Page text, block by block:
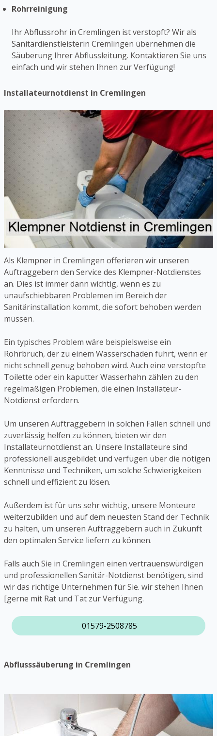
Rohrreinigung
Ihr Abflussrohr in Cremlingen ist verstopft? Wir als
Sanitärdienstleisterin Cremlingen übernehmen die
Säuberung Ihrer Abflussleitung. Kontaktieren Sie uns
einfach und wir stehen Ihnen zur Verfügung!
Installateurnotdienst in Cremlingen
Als Klempner in Cremlingen offerieren wir unseren
Auftraggebern den Service des Klempner-Notdienstes
an. Dies ist immer dann wichtig, wenn es zu
unaufschiebbaren Problemen im Bereich der
Sanitärinstallation kommt, die sofort behoben werden
müssen.
Ein typisches Problem wäre beispielsweise ein
Rohrbruch, der zu einem Wasserschaden führt, wenn er
nicht schnell genug behoben wird. Auch eine verstopfte
Toilette oder ein kaputter Wasserhahn zählen zu den
regelmäßigen Problemen, die einen Installateur-
Notdienst erfordern.
Um unseren Auftraggebern in solchen Fällen schnell und
zuverlässig helfen zu können, bieten wir den
Installateurnotdienst an. Unsere Installateure sind
professionell ausgebildet und verfügen über die nötigen
Kenntnisse und Techniken, um solche Schwierigkeiten
schnell und effizient zu lösen.
Außerdem ist für uns sehr wichtig, unsere Monteure
weiterzubilden und auf dem neuesten Stand der Technik
zu halten, um unseren Auftraggebern auch in Zukunft
den optimalen Service liefern zu können.
Falls auch Sie in Cremlingen einen vertrauenswürdigen
und professionellen Sanitär-Notdienst benötigen, sind
wir das richtige Unternehmen für Sie. wir stehen Ihnen
[gerne mit Rat und Tat zur Verfügung.
01579-2508785
Abflusssäuberung in Cremlingen